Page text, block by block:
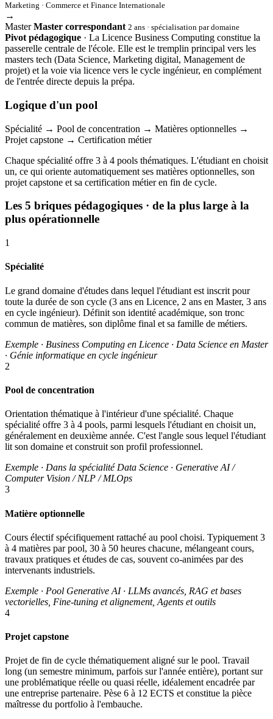
Marketing · Commerce et Finance Internationale
→
Master Master correspondant 2 ans · spécialisation par domaine
Pivot pédagogique · La Licence Business Computing constitue la
passerelle centrale de l'école. Elle est le tremplin principal vers les
masters tech (Data Science, Marketing digital, Management de
projet) et la voie via licence vers le cycle ingénieur, en complément
de l'entrée directe depuis la prépa.
Logique d'un pool
Spécialité → Pool de concentration → Matières optionnelles →
Projet capstone → Certification métier
Chaque spécialité offre 3 à 4 pools thématiques. L'étudiant en choisit
un, ce qui oriente automatiquement ses matières optionnelles, son
projet capstone et sa certification métier en fin de cycle.
Les 5 briques pédagogiques · de la plus large à la
plus opérationnelle
1
Spécialité
Le grand domaine d'études dans lequel l'étudiant est inscrit pour
toute la durée de son cycle (3 ans en Licence, 2 ans en Master, 3 ans
en cycle ingénieur). Définit son identité académique, son tronc
commun de matières, son diplôme final et sa famille de métiers.
Exemple · Business Computing en Licence · Data Science en Master
· Génie informatique en cycle ingénieur
2
Pool de concentration
Orientation thématique à l'intérieur d'une spécialité. Chaque
spécialité offre 3 à 4 pools, parmi lesquels l'étudiant en choisit un,
généralement en deuxième année. C'est l'angle sous lequel l'étudiant
lit son domaine et construit son profil professionnel.
Exemple · Dans la spécialité Data Science · Generative AI /
Computer Vision / NLP / MLOps
3
Matière optionnelle
Cours électif spécifiquement rattaché au pool choisi. Typiquement 3
à 4 matières par pool, 30 à 50 heures chacune, mélangeant cours,
travaux pratiques et études de cas, souvent co-animées par des
intervenants industriels.
Exemple · Pool Generative AI · LLMs avancés, RAG et bases
vectorielles, Fine-tuning et alignement, Agents et outils
4
Projet capstone
Projet de fin de cycle thématiquement aligné sur le pool. Travail
long (un semestre minimum, parfois sur l'année entière), portant sur
une problématique réelle ou quasi réelle, idéalement encadrée par
une entreprise partenaire. Pèse 6 à 12 ECTS et constitue la pièce
maîtresse du portfolio à l'embauche.